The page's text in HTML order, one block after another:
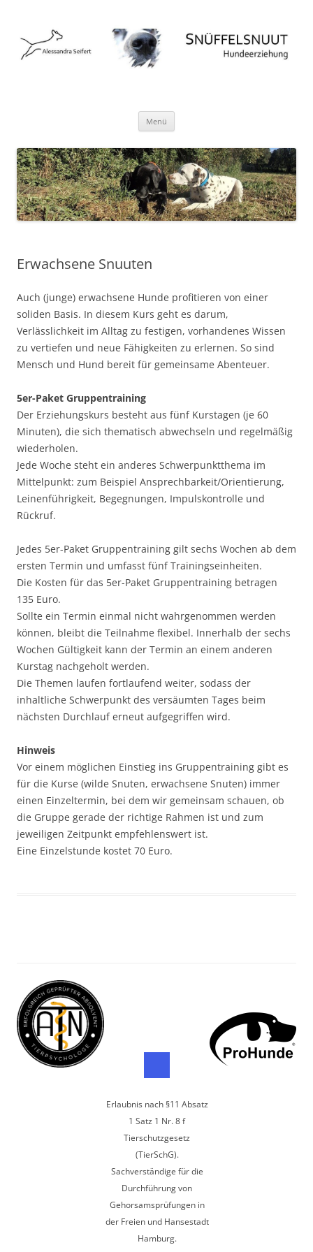
Menü
Erwachsene Snuuten
Auch (junge) erwachsene Hunde profitieren von einer
soliden Basis. In diesem Kurs geht es darum,
Verlässlichkeit im Alltag zu festigen, vorhandenes Wissen
zu vertiefen und neue Fähigkeiten zu erlernen. So sind
Mensch und Hund bereit für gemeinsame Abenteuer.
5er-Paket Gruppentraining
Der Erziehungskurs besteht aus fünf Kurstagen (je 60
Minuten), die sich thematisch abwechseln und regelmäßig
wiederholen.
Jede Woche steht ein anderes Schwerpunktthema im
Mittelpunkt: zum Beispiel Ansprechbarkeit/Orientierung,
Leinenführigkeit, Begegnungen, Impulskontrolle und
Rückruf.
Jedes 5er-Paket Gruppentraining gilt sechs Wochen ab dem
ersten Termin und umfasst fünf Trainingseinheiten.
Die Kosten für das 5er-Paket Gruppentraining betragen
135 Euro.
Sollte ein Termin einmal nicht wahrgenommen werden
können, bleibt die Teilnahme flexibel. Innerhalb der sechs
Wochen Gültigkeit kann der Termin an einem anderen
Kurstag nachgeholt werden.
Die Themen laufen fortlaufend weiter, sodass der
inhaltliche Schwerpunkt des versäumten Tages beim
nächsten Durchlauf erneut aufgegriffen wird.
Hinweis
Vor einem möglichen Einstieg ins Gruppentraining gibt es
für die Kurse (wilde Snuten, erwachsene Snuten) immer
einen Einzeltermin, bei dem wir gemeinsam schauen, ob
die Gruppe gerade der richtige Rahmen ist und zum
jeweiligen Zeitpunkt empfehlenswert ist.
Eine Einzelstunde kostet 70 Euro.
Erlaubnis nach §11 Absatz
1 Satz 1 Nr. 8 f
Tierschutzgesetz
(TierSchG).
Sachverständige für die
Durchführung von
Gehorsamsprüfungen in
der Freien und Hansestadt
Hamburg.